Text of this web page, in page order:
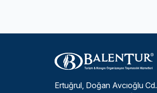
Ertuğrul, Doğan Avcıoğlu Cd.